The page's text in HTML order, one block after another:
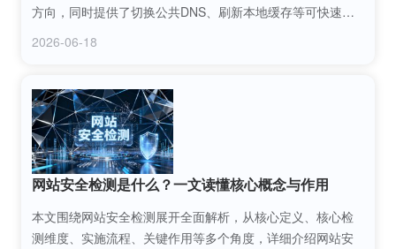
方向，同时提供了切换公共DNS、刷新本地缓存等可快速落
2026-06-18
网站安全检测是什么？一文读懂核心概念与作用
本文围绕网站安全检测展开全面解析，从核心定义、核心检
测维度、实施流程、关键作用等多个角度，详细介绍网站安